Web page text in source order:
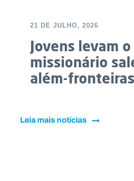
21 DE JULHO, 2026
Jovens levam
missionário
além-fronteiras
Leia mais notícias